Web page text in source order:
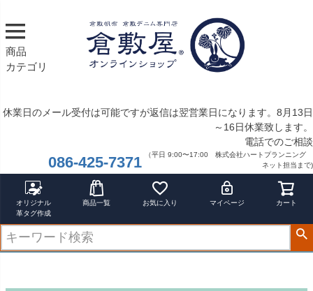
商品
カテゴリ
休業日のメール受付は可能ですが返信は翌営業日になります。8月13日
～16日休業致します。
電話でのご相談
086-425-7371
（平日 9:00〜17:00 株式会社ハートプランニング
ネット担当まで)
オリジナル
革タグ作成
商品一覧 お気に入り マイページ カート